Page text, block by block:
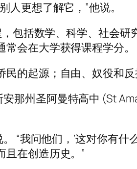
更想了解它，”他说。
包括数学、科学、社会
会在大学获得课程学分。
的起源；自由、奴役和反
那州圣阿曼特高中 (St
“我问他们，‘这对你有
在创造历史。”